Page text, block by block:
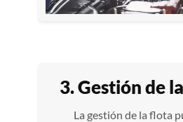
3. Gestión de
La gestión de la flota